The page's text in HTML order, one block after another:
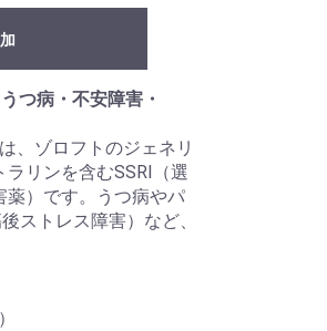
つ病・不安障害・
、ゾロフトのジェネリ
リンを含むSSRI（選
薬）です。うつ病やパ
ストレス障害）など、